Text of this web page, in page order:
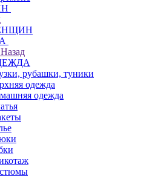
Назад
рубашки, туники
одежда
одежда